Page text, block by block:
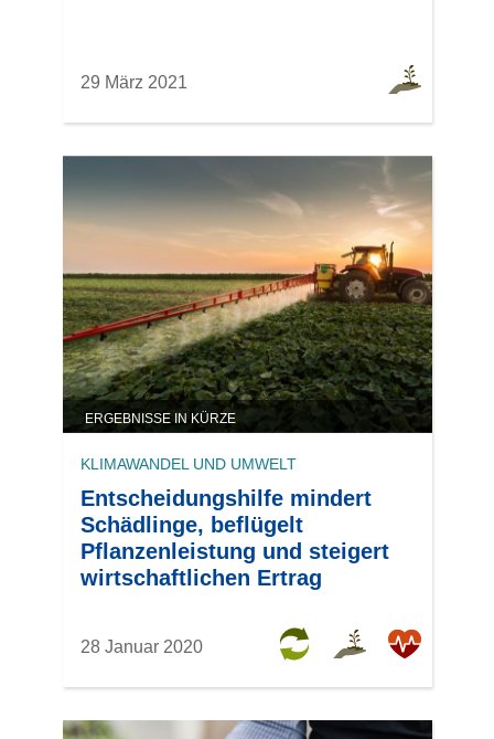
29 März 2021
ERGEBNISSE IN KÜRZE
KLIMAWANDEL UND UMWELT
Entscheidungshilfe mindert
Schädlinge, beflügelt
Pflanzenleistung und steigert
wirtschaftlichen Ertrag
28 Januar 2020